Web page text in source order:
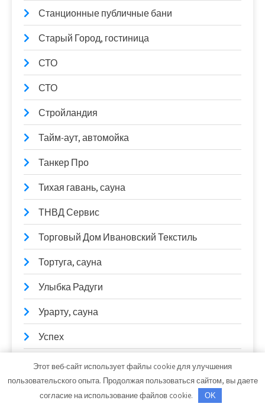
Станционные публичные бани
Старый Город, гостиница
СТО
СТО
Стройландия
Тайм-аут, автомойка
Танкер Про
Тихая гавань, сауна
ТНВД Сервис
Торговый Дом Ивановский Текстиль
Тортуга, сауна
Улыбка Радуги
Урарту, сауна
Успех
Учебный физкультурно-оздоровительный
Феникс, автокомплекс
Этот веб-сайт использует файлы cookie для улучшения
пользовательского опыта. Продолжая пользоваться сайтом, вы даете
согласие на использование файлов cookie.
OK